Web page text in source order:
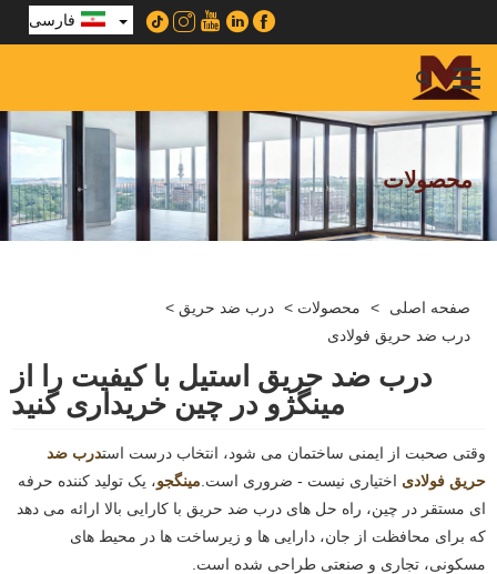
فارسی
محصولات
صفحه اصلی > محصولات > درب ضد حریق >
درب ضد حریق فولادی
درب ضد حریق استیل با کیفیت را از
مینگژو در چین خریداری کنید
وقتی صحبت از ایمنی ساختمان می شود، انتخاب درست استدرب ضد
حریق فولادی اختیاری نیست - ضروری است. مینگجو، یک تولید کننده حرفه
ای مستقر در چین، راه حل های درب ضد حریق با کارایی بالا ارائه می دهد
که برای محافظت از جان، دارایی ها و زیرساخت ها در محیط های
مسکونی، تجاری و صنعتی طراحی شده است.